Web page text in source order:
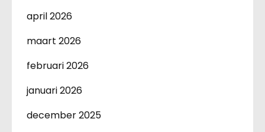
april 2026
maart 2026
februari 2026
januari 2026
december 2025